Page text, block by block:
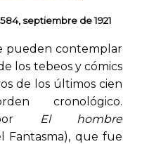
septiembre de 1921
pueden contemplar
los tebeos y cómics
de los últimos cien
cronológico.
por
El hombre
Fantasma), que fue